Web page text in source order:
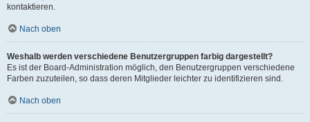
kontaktieren.
Nach oben
Weshalb werden verschiedene Benutzergruppen farbig dargestellt?
Es ist der Board-Administration möglich, den Benutzergruppen verschiedene
Farben zuzuteilen, so dass deren Mitglieder leichter zu identifizieren sind.
Nach oben